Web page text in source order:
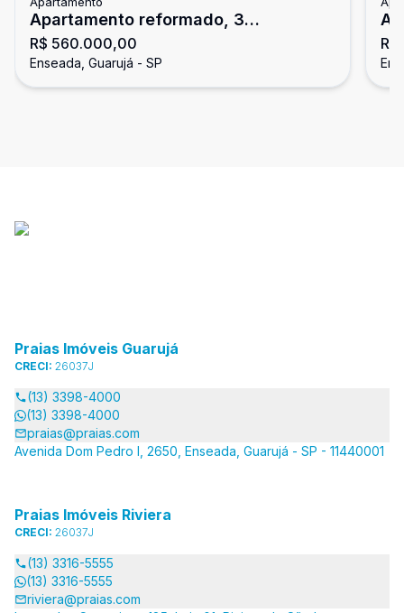
Apartamento reformado, 3
dormitórios, Enseada, Guarujá
R$ 560.000,00
Enseada, Guarujá - SP
3
Praias Imóveis Guarujá
CRECI: 26037J
(13) 3398-4000
(13) 3398-4000
praias@praias.com
Avenida Dom Pedro I, 2650, Enseada, Guarujá - SP - 11440001
Praias Imóveis Riviera
CRECI: 26037J
(13) 3316-5555
(13) 3316-5555
riviera@praias.com